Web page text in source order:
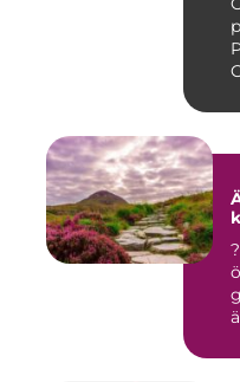
? En övergripande, grundlig